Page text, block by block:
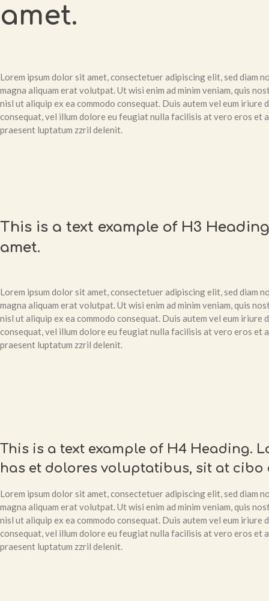
amet.
Lorem ipsum dolor sit amet, consectetuer adipiscing elit, sed diam
magna aliquam erat volutpat. Ut wisi enim ad minim veniam, quis
nisl ut aliquip ex ea commodo consequat. Duis autem vel eum
consequat, vel illum dolore eu feugiat nulla facilisis at vero eros et
praesent luptatum zzril delenit.
This is a text example of H3
amet.
Lorem ipsum dolor sit amet, consectetuer adipiscing elit, sed diam
magna aliquam erat volutpat. Ut wisi enim ad minim veniam, quis
nisl ut aliquip ex ea commodo consequat. Duis autem vel eum
consequat, vel illum dolore eu feugiat nulla facilisis at vero eros et
praesent luptatum zzril delenit.
This is a text example of H4 Heading.
has et dolores voluptatibus, sit at cibo
Lorem ipsum dolor sit amet, consectetuer adipiscing elit, sed diam
magna aliquam erat volutpat. Ut wisi enim ad minim veniam, quis
nisl ut aliquip ex ea commodo consequat. Duis autem vel eum
consequat, vel illum dolore eu feugiat nulla facilisis at vero eros et
praesent luptatum zzril delenit.